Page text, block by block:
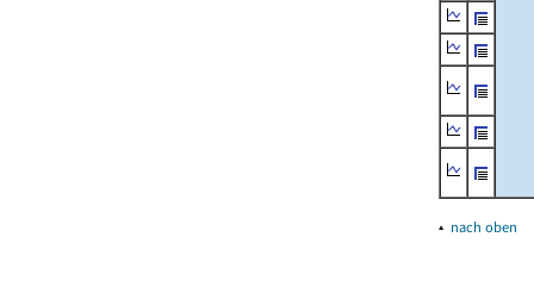
▴ nach oben